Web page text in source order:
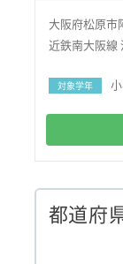
大阪府松原市
近鉄南大阪線
対象学年
都道府